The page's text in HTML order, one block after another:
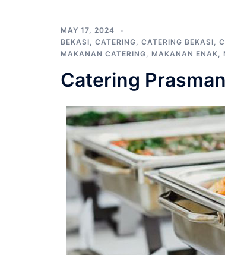
MAY 17, 2024
BEKASI
CATERING CATERING BEKASI
MAKANAN CATERING
MAKANAN ENAK
Catering